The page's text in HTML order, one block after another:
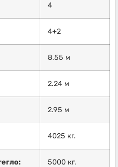
4
4+2
8.55 м
2.24 м
2.95 м
4025 кг.
5000 кг.